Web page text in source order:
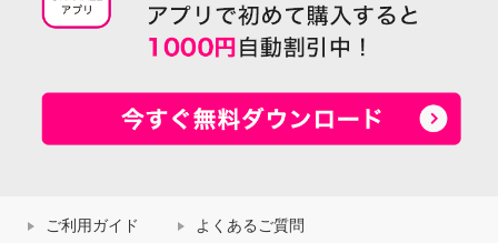
ご利用ガイド よくあるご質問